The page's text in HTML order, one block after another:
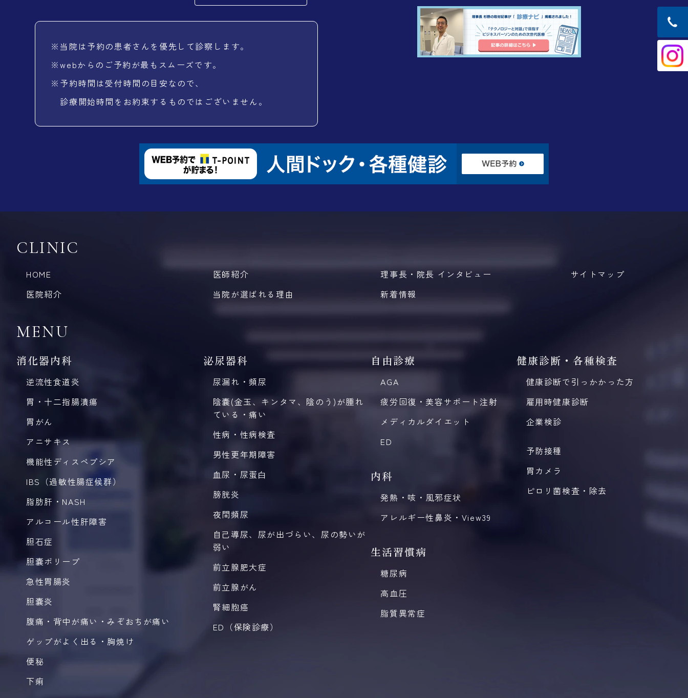
※ 当院は予約の患者さんを優先して診察します。
※webからのご予約が最もスムーズです。
※ 予約時間は受付時間の目安なので、
診療開始時間をお約束するものではございません。
CLINIC
HOME
医院紹介
医師紹介
当院が選ばれる理由
理事長・院長 インタビュー
新着情報
サイトマップ
MENU
消化器内科
逆流性食道炎
胃・十二指腸潰瘍
胃がん
アニサキス
機能性ディスペプシア
IBS（過敏性腸症候群）
脂肪肝・NASH
アルコール性肝障害
胆石症
胆嚢ポリープ
急性胃腸炎
胆嚢炎
腹痛・背中が痛い・みぞおちが痛い
ゲップがよく出る・胸焼け
便秘
下痢
泌尿器科
尿漏れ・頻尿
陰嚢(金玉、キンタマ、陰のう)が腫れ
ている・痛い
性病・性病検査
男性更年期障害
⾎尿・尿蛋⽩
膀胱炎
夜間頻尿
自己導尿、尿が出づらい、尿の勢いが
弱い
前立腺肥大症
前立腺がん
腎細胞癌
ED（保険診療）
自由診療
AGA
疲労回復・美容サポート注射
メディカルダイエット
ED
内科
発熱・咳・風邪症状
アレルギー性鼻炎・View39
生活習慣病
糖尿病
高血圧
脂質異常症
健康診断・各種検査
健康診断で引っかかった方
雇⽤時健康診断
企業検診
予防接種
胃カメラ
ピロリ菌検査・除去